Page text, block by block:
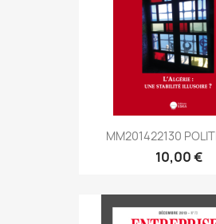
MM201422130
10,00 €